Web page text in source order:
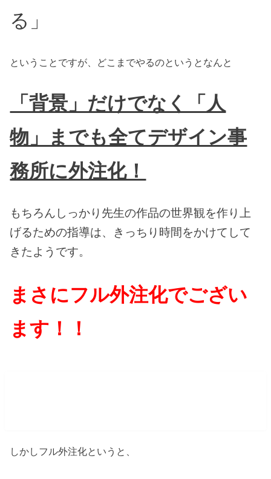
る」
ということですが、どこまでやるのというとなんと
「背景」だけでなく「人
物」までも全てデザイン事
務所に外注化！
もちろんしっかり先生の作品の世界観を作り上
げるための指導は、きっちり時間をかけてして
きたようです。
まさにフル外注化でござい
ます！！
しかしフル外注化というと、